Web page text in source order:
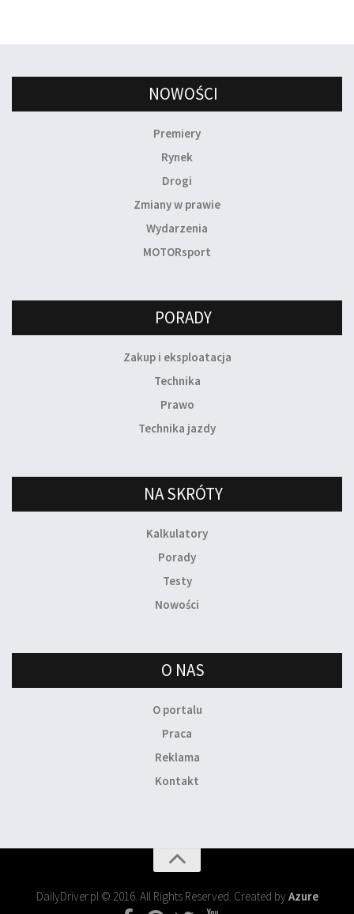
NOWOŚCI
Premiery
Rynek
Drogi
Zmiany w prawie
Wydarzenia
MOTORsport
PORADY
Zakup i eksploatacja
Technika
Prawo
Technika jazdy
NA SKRÓTY
Kalkulatory
Porady
Testy
Nowości
O NAS
O portalu
Praca
Reklama
Kontakt
DailyDriver.pl © 2016. All Rights Reserved. Created byAzure